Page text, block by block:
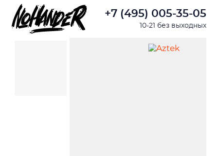
+7 (495) 005-35-05
10-21 без выходных